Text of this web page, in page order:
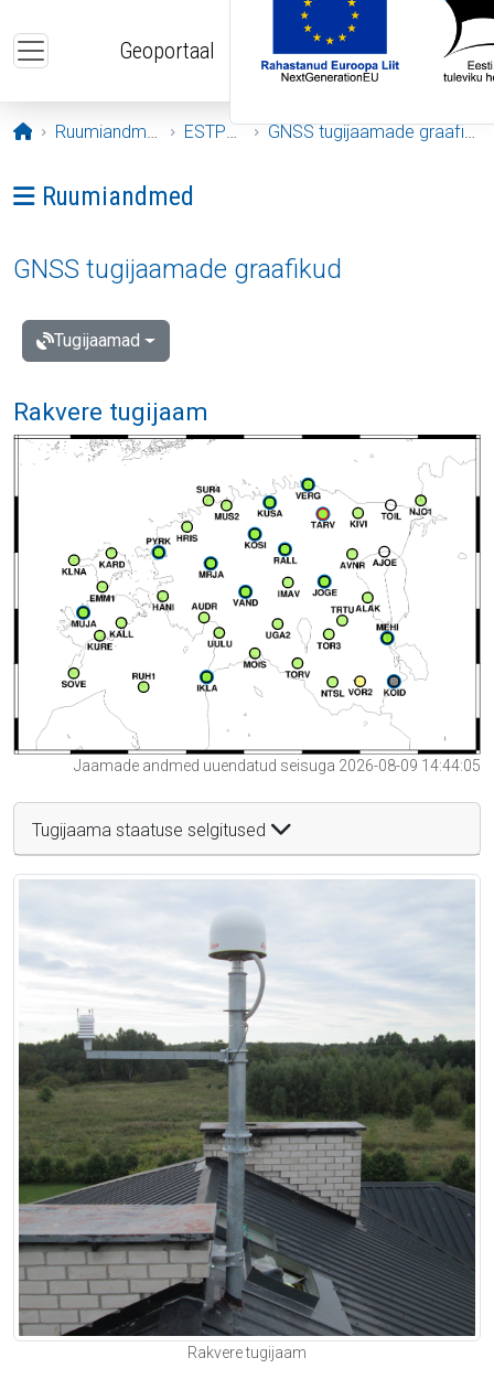
Geoportaal
Avaleht
Ruumiandmed ESTPOS GNSS tugijaamade graafikud
Ava menüü: Ruumiandmed
Ruumiandmed
GNSS tugijaamade graafikud
Tugijaamad
Rakvere tugijaam
Jaamade andmed uuendatud seisuga 2026-08-09 14:44:05
Tugijaama staatuse selgitused
Rakvere tugijaam